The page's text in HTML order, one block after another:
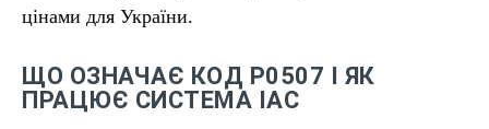
цінами для України.
ЩО ОЗНАЧАЄ КОД P0507 І ЯК
ПРАЦЮЄ СИСТЕМА IAC